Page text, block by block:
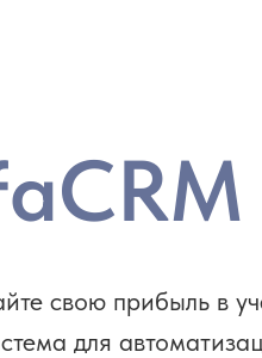
свою прибыль в
для